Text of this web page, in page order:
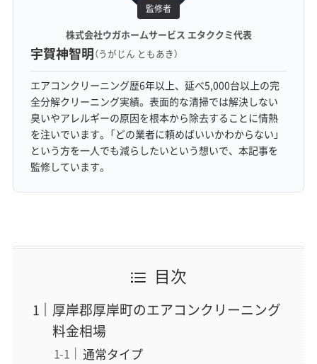
監修者
株式会社ウガホームサービス エタククミ代表
宇賀神智明（うがじん ともあき）
エアコンクリーニング歴6年以上、延べ5,000台以上の完
全分解クリーニング実績。表面的な清掃では解決しない
臭いやアレルギーの原因を根本から除去することに情熱
を注いでいます。「どの業者に頼めばいいかわからない」
という方を一人でも減らしたいという想いで、本記事を
監修しています。
目次
厚岸郡厚岸町のエアコンクリーニング
料金相場
通常タイプ